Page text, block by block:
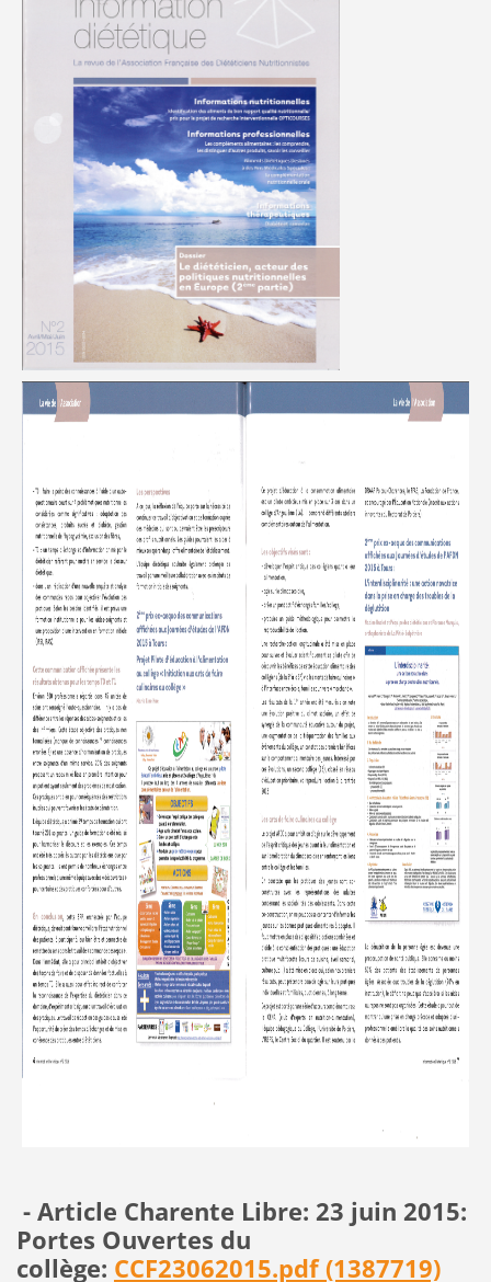
- Article Charente Libre: 23 juin 2015:
Portes Ouvertes du
collège: CCF23062015.pdf (1387719)